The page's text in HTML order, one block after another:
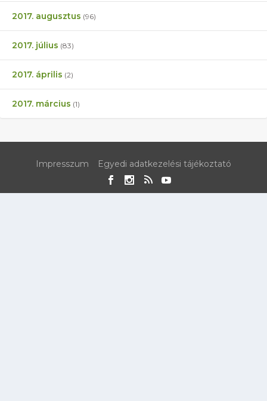
2017. augusztus (96)
2017. július (83)
2017. április (2)
2017. március (1)
Impresszum Egyedi adatkezelési tájékoztató